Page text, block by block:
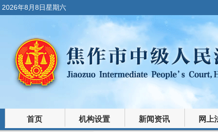
2026年8月8日星期六
首页 机构设置 新闻资讯 网上